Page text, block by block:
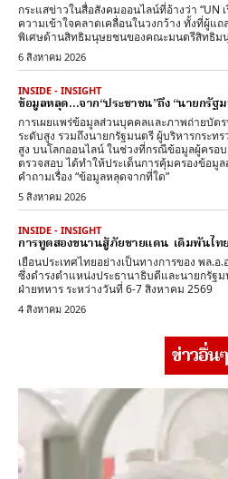
กระแสข่าวในสื่อสังคมออนไลน์ที่อ้างว่า “UN
ความเข้าใจคลาดเคลื่อนในวงกว้าง ทั้งที่ผู้แถ
พิเศษด้านสิทธิมนุษยชนของคณะมนตรีสิทธิม
6 สิงหาคม 2026
INSIDE - INSIGHT
ข้อมูลหลุด…จาก“ประชาชน”ถึง “นายกรัฐ
การเผยแพร่ข้อมูลส่วนบุคคลและภาพถ่ายบัต
ระดับสูง รวมถึงนายกรัฐมนตรี ผู้บริหารกระท
สูง บนโลกออนไลน์ ในช่วงที่กรณีข้อมูลผู้ครอ
ตรวจสอบ ได้ทำให้ประเด็นการคุ้มครองข้อมู
คำถามเรื่อง “ข้อมูลหลุดจากที่ใด”
5 สิงหาคม 2026
INSIDE - INSIGHT
การทูตสองขนานสู้ภัยชายแดน เดิมพันไท
เยือนประเทศไทยอย่างเป็นทางการของ พล.
ซึ่งดำรงตำแหน่งประธานาธิบดีและนายกรัฐ
ฝ่ายทหาร ระหว่างวันที่ 6-7 สิงหาคม 2569
4 สิงหาคม 2026
ข่าวอื่นๆ